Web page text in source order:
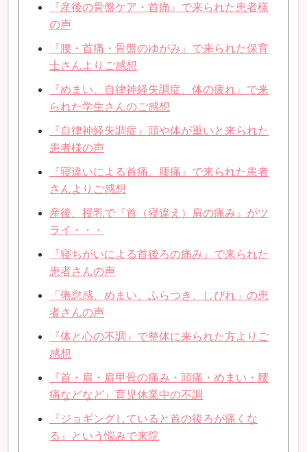
『産後の骨盤ケア・首痛』で来られた患者様
の声
『腰・首痛・骨盤のゆがみ』で来られた保育
士さんよりご感想
『めまい、自律神経失調症、体の疲れ』で来
られた学生さんのご感想
『自律神経失調症』頭や体が重いと来られた
患者様の声
『寝違いによる首痛、腰痛』で来られた患者
さんよりご感想
産後、授乳で『首（寝違え）肩の痛み』がツ
ライ・・・
『寝ちがいによる首後ろの痛み』で来られた
患者さんの声
「倦怠感、めまい、ふらつき、しびれ」の患
者さんの声
『体と心の不調』で整体に来られた方よりご
感想
『首・肩・肩甲骨の痛み・頭痛・めまい・腰
痛などなど』育児休業中の不調
『ジョギングしていると首の後ろが痛くな
る』という悩みで来院